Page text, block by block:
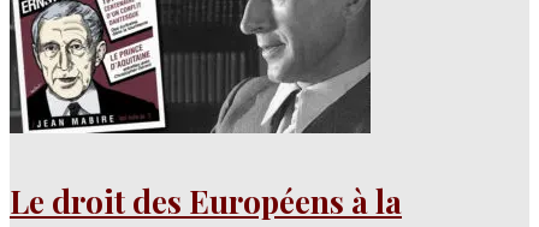
Le droit des Européens à la